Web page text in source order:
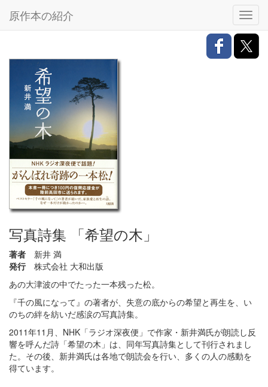
原作本の紹介
写真詩集 「希望の木」
著者
新井 満
発行
株式会社 大和出版
あの大津波の中でたった一本残った松。
『千の風になって』の著者が、失意の底からの希望と再生を、い
のちの絆を紡いだ感涙の写真詩集。
2011年11月、NHK「ラジオ深夜便」で作家・新井満氏が朗読し反
響を呼んだ詩「希望の木」は、同年写真詩集として刊行されまし
た。その後、新井満氏は各地で朗読会を行い、多くの人の感動を
得ています。